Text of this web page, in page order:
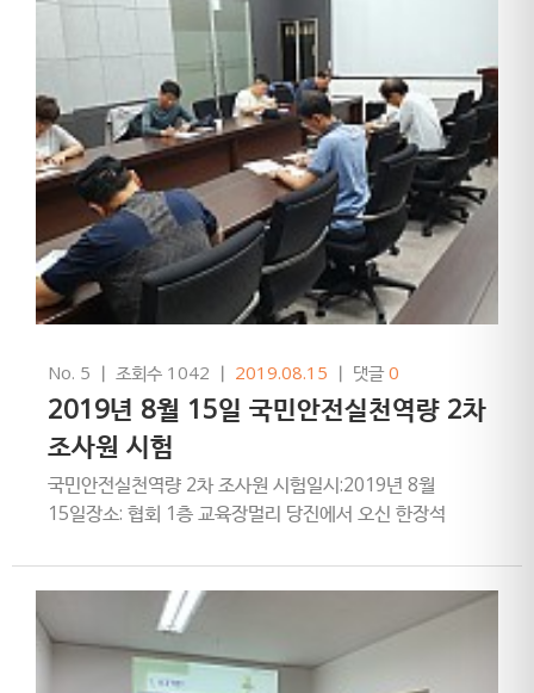
No. 5 ㅣ 조회수 1042 ㅣ 2019.08.15 ㅣ 댓글0
2019년 8월 15일 국민안전실천역량 2차
조사원 시험
국민안전실천역량 2차 조사원 시험일시:2019년 8월
15일장소: 협회 1층 교육장멀리 당진에서 오신 한장석
많으셨습니다.